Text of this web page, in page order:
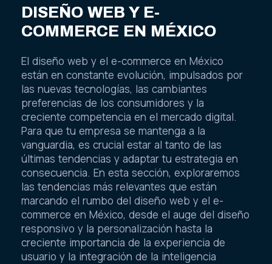
DISEÑO WEB Y E-
COMMERCE EN MÉXICO
El diseño web y el e-commerce en México
están en constante evolución, impulsados por
las nuevas tecnologías, las cambiantes
preferencias de los consumidores y la
creciente competencia en el mercado digital.
Para que tu empresa se mantenga a la
vanguardia, es crucial estar al tanto de las
últimas tendencias y adaptar tu estrategia en
consecuencia. En esta sección, exploraremos
las tendencias más relevantes que están
marcando el rumbo del diseño web y el e-
commerce en México, desde el auge del diseño
responsivo y la personalización hasta la
creciente importancia de la experiencia de
usuario y la integración de la inteligencia